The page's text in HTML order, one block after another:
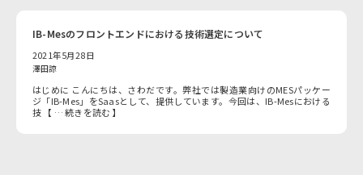
IB-Mesのフロントエンドにおける技術選定について
2021年5月28日
澤田諒
はじめに こんにちは、さわだです。弊社では製造業向けのMESパッケー
ジ「IB-Mes」をSaasとして、提供しています。今回は、IB-Mesにおける
技 【 … 続きを読む 】